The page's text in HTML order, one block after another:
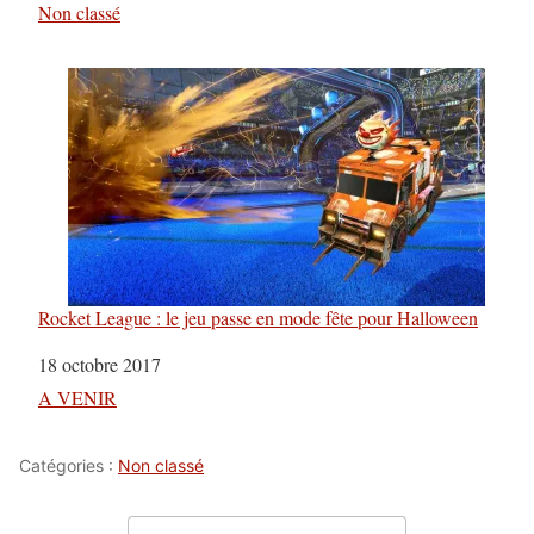
Par rapport à
Non classé
Rocket League : le jeu passe en mode fête pour Halloween
Date
18 octobre 2017
Par rapport à
A VENIR
Catégories : Non classé